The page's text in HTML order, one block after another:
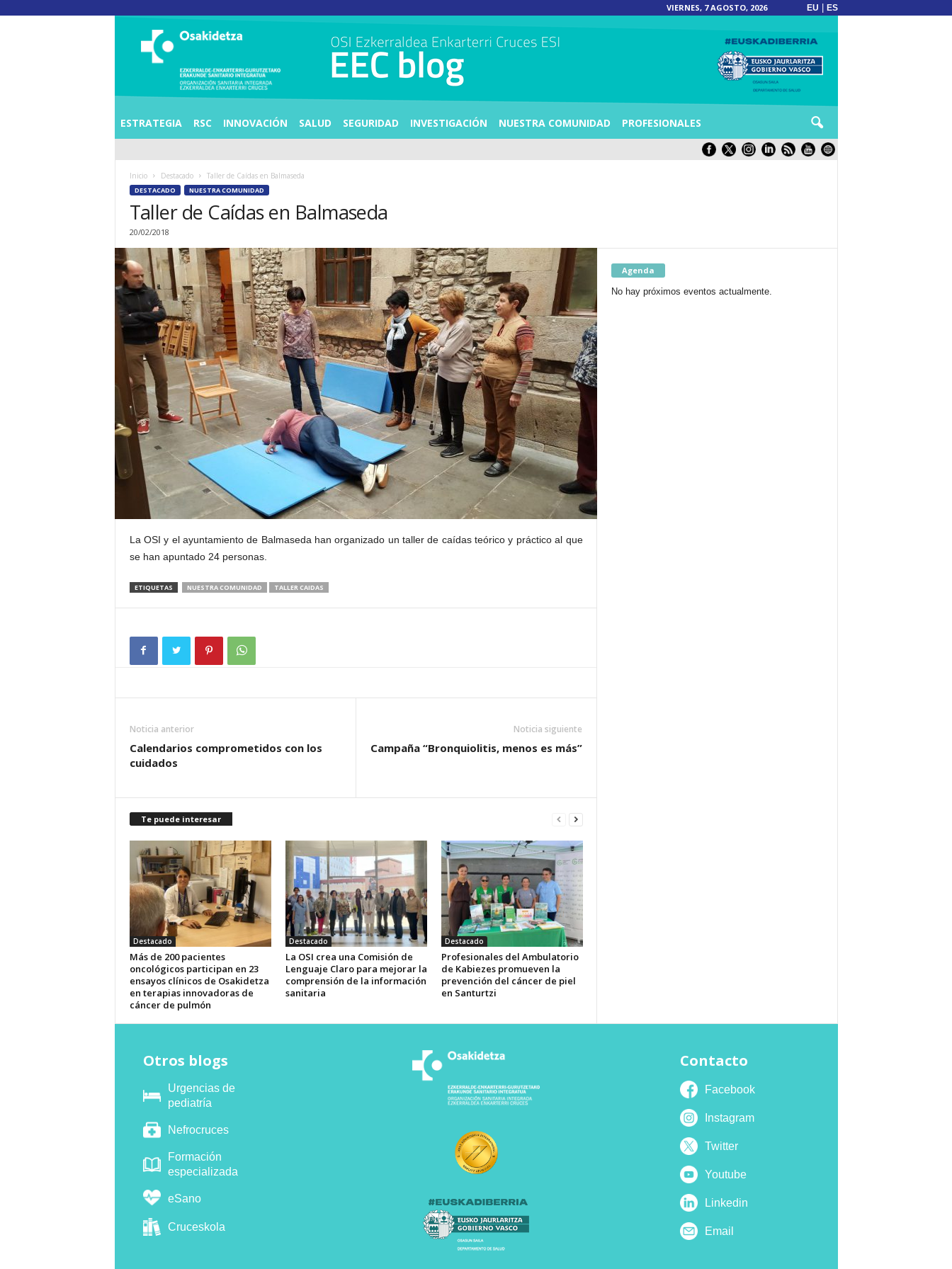
VIERNES, 7 AGOSTO, 2026 EU ES
A
N
K
R
C
C
S
ESTRATEGIA RSC INNOVACIÓN SALUD SEGURIDAD INVESTIGACIÓN NUESTRA COMUNIDAD PROFESIONALES
Inicio Destacado Taller de Caídas en Balmaseda
DESTACADO NUESTRA COMUNIDAD
Taller de Caídas en Balmaseda
20/02/2018
La OSI y el ayuntamiento de Balmaseda han organizado un taller de caídas teórico y práctico al que
se han apuntado 24 personas.
ETIQUETAS NUESTRA COMUNIDAD TALLER CAIDAS
Noticia anterior
Calendarios comprometidos con los
cuidados
Noticia siguiente
Campaña “Bronquiolitis, menos es más”
Te puede interesar
Destacado
Más de 200 pacientes
oncológicos participan en 23
ensayos clínicos de Osakidetza
en terapias innovadoras de
cáncer de pulmón
Destacado
La OSI crea una Comisión de
Lenguaje Claro para mejorar la
comprensión de la información
sanitaria
Destacado
Profesionales del Ambulatorio
de Kabiezes promueven la
prevención del cáncer de piel
en Santurtzi
Agenda
No hay próximos eventos actualmente.
Otros blogs
Urgencias de
pediatría
Nefrocruces
Formación
especializada
eSano
Cruceskola
Contacto
Facebook
Instagram
Twitter
Youtube
Linkedin
Email